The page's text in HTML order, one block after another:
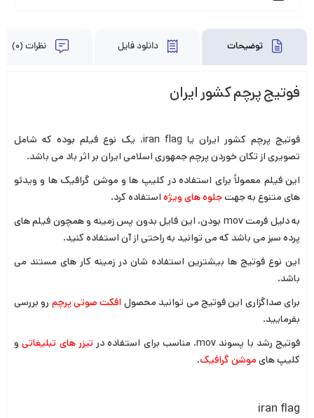
توضیحات دانلود فایل نظرات (0)
فوتیج پرچم کشور ایران
فوتیج پرچم کشور ایران یا iran flag، یک نوع فیلم بوده که شامل
تصویری از تکان خوردن پرچم جمهوری اسلامی ایران بر اثر باد می باشد.
این فیلم معمولاً برای استفاده در کلیپ ها و موشن گرافیک ها و ویدئو
های متنوع به جهتجلوه های ویژه استفاده کرد.
به دلیل فرمت mov بودن، این فایل بدون پس زمینه و همچون فیلم های
پرده سبز می باشد که می توانید به راحتی از آن استفاده کنید.
این نوع فوتیج ها بیشترین استفاده شان در زمینه کار های مستند می
باشد.
برای صداگزاری این فوتیج می توانید محصول افکت صوتی پرچم رو بررسی
بفرمایید.
فوتیج رشد با پسوند mov. مناسب برای استفاده در
تیزر های تبلیغاتیو
کلیپ های موشن گرافیک.
iran flag